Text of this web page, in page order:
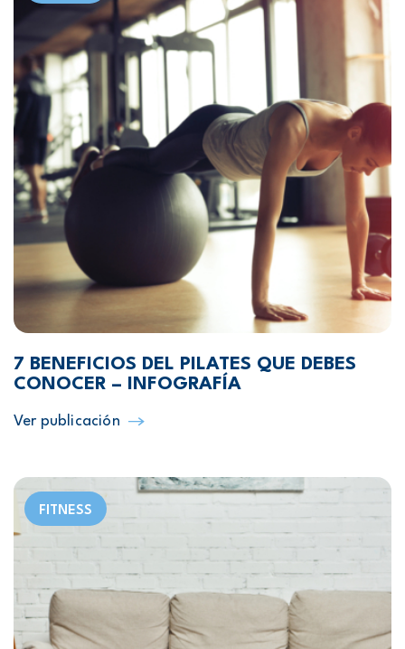
7 BENEFICIOS DEL PILATES QUE DEBES
CONOCER – INFOGRAFÍA
Ver publicación
FITNESS